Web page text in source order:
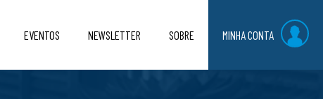
EVENTOS NEWSLETTER SOBRE MINHA CONTA